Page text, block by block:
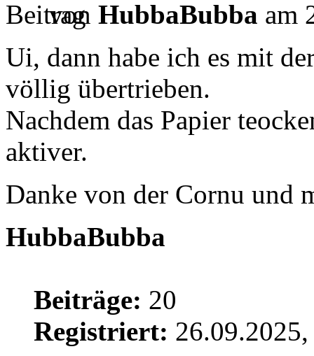
von HubbaBubba am
Ui, dann habe ich es mit
völlig übertrieben.
Nachdem das Papier
aktiver.
Danke von der Cornu und
HubbaBubba
Beiträge: 20
Registriert: